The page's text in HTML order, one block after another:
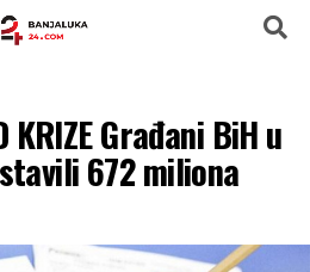
KRIZE Građani BiH u
672 miliona